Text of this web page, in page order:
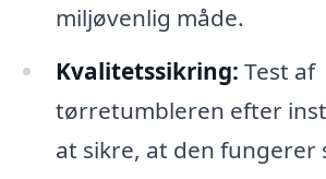
miljøvenlig måde.
Kvalitetssikring: Test af
tørretumbleren efter
at sikre, at den fungerer